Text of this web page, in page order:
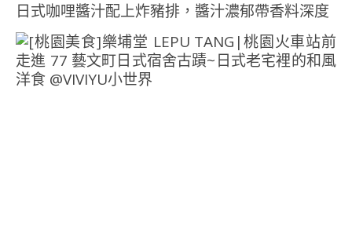
日式咖哩醬汁配上炸豬排，醬汁濃郁帶香料深度